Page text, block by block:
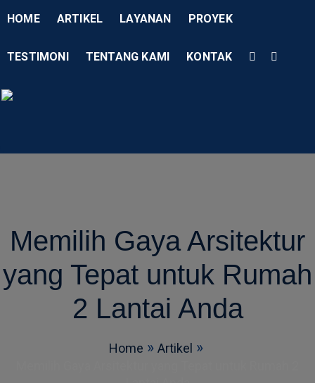
HOME ARTIKEL LAYANAN PROYEK
TESTIMONI TENTANG KAMI KONTAK
Memilih Gaya Arsitektur
yang Tepat untuk Rumah
2 Lantai Anda
Home
Artikel